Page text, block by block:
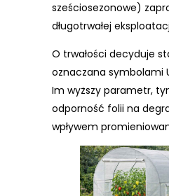
sześciosezonowe)
długotrwałej
O trwałości decyduje
oznaczana symbolami
Im wyższy parametr,
odporność folii na
wpływem